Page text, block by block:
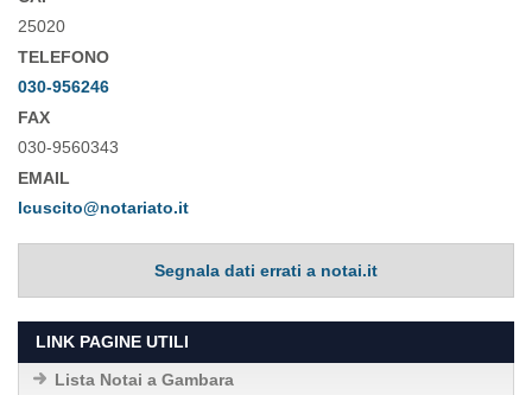
25020
TELEFONO
030-956246
FAX
030-9560343
EMAIL
lcuscito@notariato.it
Segnala dati errati a notai.it
LINK PAGINE UTILI
Lista Notai a Gambara